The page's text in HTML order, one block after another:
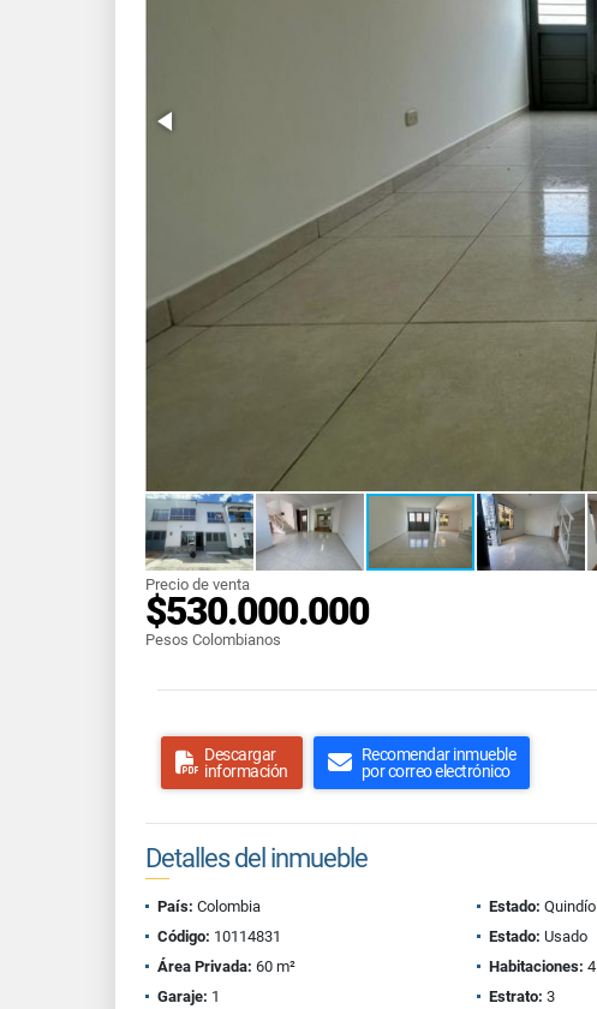
Precio de venta
$530.000.000
Pesos Colombianos
Descargar
información
Recomendar inmueble
por correo electrónico
Detalles del inmueble
País: Colombia Estado: Quindío
Código: 10114831 Estado: Usado
Área Privada: 60 m² Habitaciones: 4
Garaje: 1 Estrato: 3